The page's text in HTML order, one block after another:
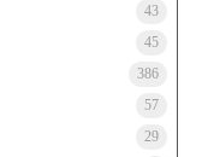
43
45
386
57
29